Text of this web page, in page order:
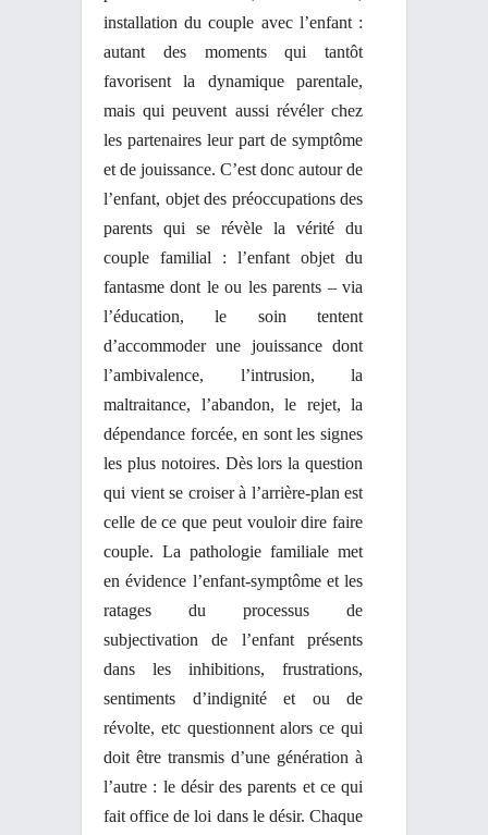
installation du couple avec l’enfant :
autant des moments qui tantôt
favorisent la dynamique parentale,
mais qui peuvent aussi révéler chez
les partenaires leur part de symptôme
et de jouissance. C’est donc autour de
l’enfant, objet des préoccupations des
parents qui se révèle la vérité du
couple familial : l’enfant objet du
fantasme dont le ou les parents – via
l’éducation, le soin tentent
d’accommoder une jouissance dont
l’ambivalence, l’intrusion, la
maltraitance, l’abandon, le rejet, la
dépendance forcée, en sont les signes
les plus notoires. Dès lors la question
qui vient se croiser à l’arrière-plan est
celle de ce que peut vouloir dire faire
couple. La pathologie familiale met
en évidence l’enfant-symptôme et les
ratages du processus de
subjectivation de l’enfant présents
dans les inhibitions, frustrations,
sentiments d’indignité et ou de
révolte, etc questionnent alors ce qui
doit être transmis d’une génération à
l’autre : le désir des parents et ce qui
fait office de loi dans le désir. Chaque